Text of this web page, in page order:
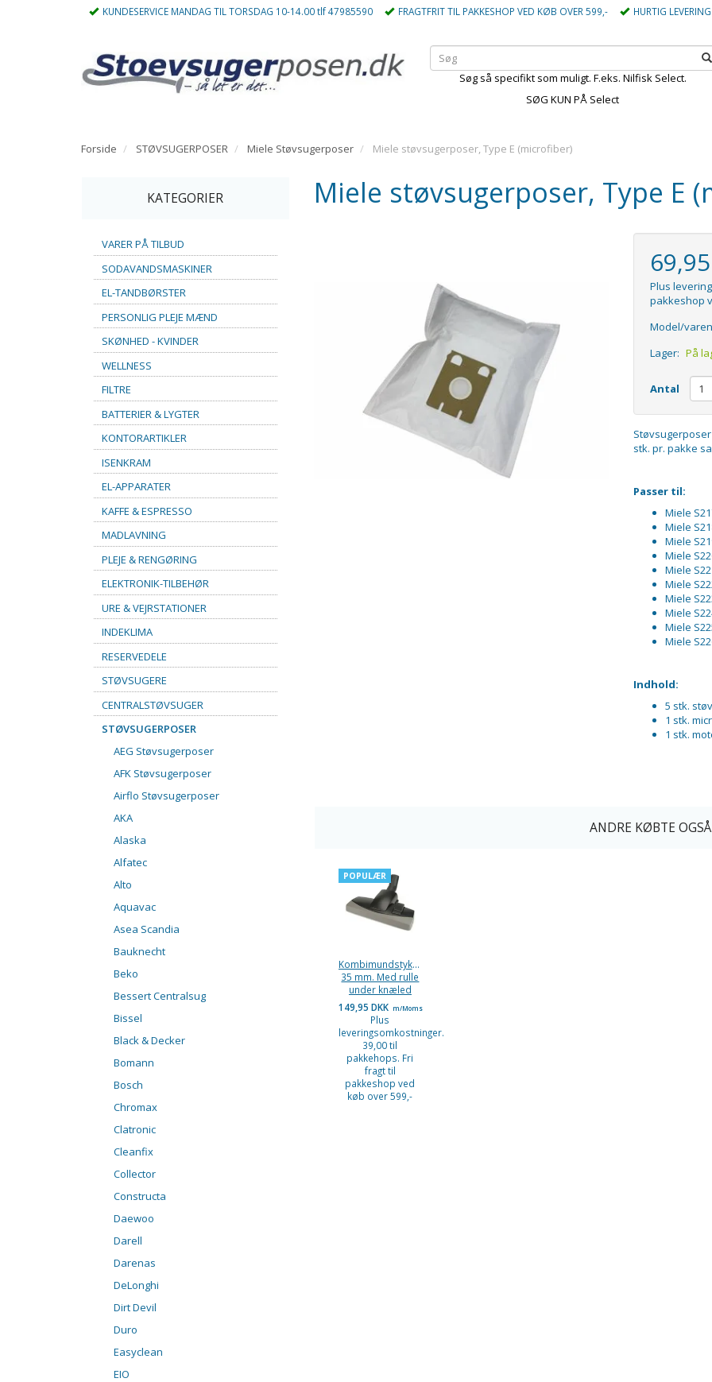
KUNDESERVICE MANDAG TIL TORSDAG 10-14.00 tlf 47985590 FRAGTFRIT TIL PAKKESHOP VED KØB OVER 599,- HURTIG LEVERING
Søg så specifikt som muligt. F.eks. Nilfisk Select.
SØG KUN PÅ Select
Forside STØVSUGERPOSER Miele Støvsugerposer Miele støvsugerposer, Type E (microfiber)
KATEGORIER
VARER PÅ TILBUD
SODAVANDSMASKINER
EL-TANDBØRSTER
PERSONLIG PLEJE MÆND
SKØNHED - KVINDER
WELLNESS
FILTRE
BATTERIER & LYGTER
KONTORARTIKLER
ISENKRAM
EL-APPARATER
KAFFE & ESPRESSO
MADLAVNING
PLEJE & RENGØRING
ELEKTRONIK-TILBEHØR
URE & VEJRSTATIONER
INDEKLIMA
RESERVEDELE
STØVSUGERE
CENTRALSTØVSUGER
STØVSUGERPOSER
AEG Støvsugerposer
AFK Støvsugerposer
Airflo Støvsugerposer
AKA
Alaska
Alfatec
Alto
Aquavac
Asea Scandia
Bauknecht
Beko
Bessert Centralsug
Bissel
Black & Decker
Bomann
Bosch
Chromax
Clatronic
Cleanfix
Collector
Constructa
Daewoo
Darell
Darenas
DeLonghi
Dirt Devil
Duro
Easyclean
EIO
Miele støvsugerposer, Type E
Plus
pakkeshop
Model/
Lager: På
Antal
stk. pr. pakke
Passer til:
Miele
Miele
Miele
Miele
Miele
Miele
Miele
Miele
Miele
Miele
Indhold:
5 stk.
1 stk.
1 stk.
ANDRE KØBTE OGSÅ
POPULÆR
Kombimundstykke
35 mm. Med rulle
under knæled
149,95 DKK m/Moms
Plus
leveringsomkostninger.
39,00 til
pakkehops. Fri
fragt til
pakkeshop ved
køb over 599,-